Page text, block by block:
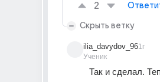
2
Скрыть ветку
ilia_davydov_96
Ученик
1г
Так и сделал.